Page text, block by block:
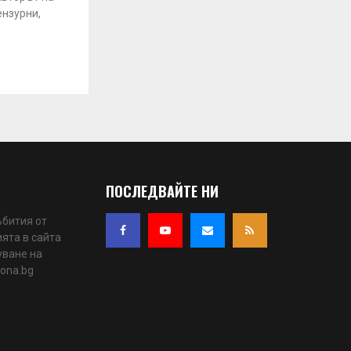
от
в сайта
на
ПОСЛЕДВАЙТЕ НИ